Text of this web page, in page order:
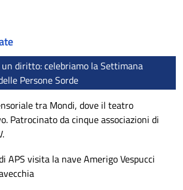
un diritto: celebriamo la Settimana
Persone Sorde
tra Mondi, dove il teatro
Patrocinato da cinque associazioni di
APS visita la nave Amerigo Vespucci